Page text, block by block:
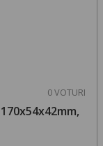
0 VOTURI